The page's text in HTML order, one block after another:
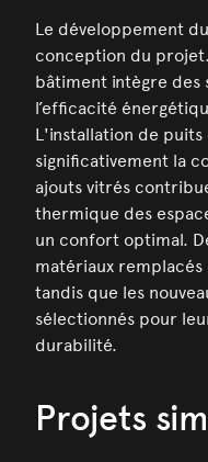
Le développement
conception du
bâtiment intègre des
l’efficacité
L'installation de
significativement la
ajouts vitrés
thermique des
un confort optimal.
matériaux
tandis que les
sélectionnés pour
durabilité.
Projets